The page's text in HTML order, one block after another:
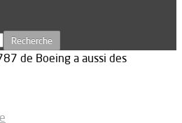
de Boeing a aussi des